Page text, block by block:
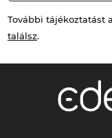
További tájékoztatást
találsz.